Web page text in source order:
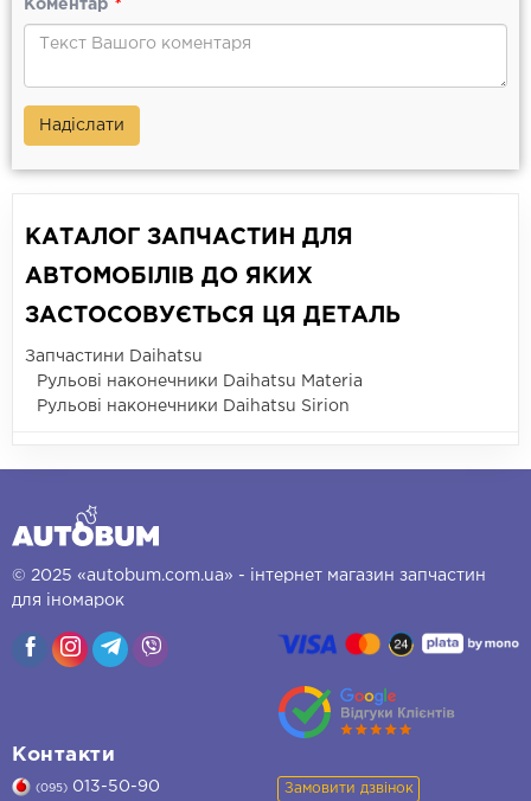
Коментар *
Надіслати
КАТАЛОГ ЗАПЧАСТИН ДЛЯ
АВТОМОБІЛІВ ДО ЯКИХ
ЗАСТОСОВУЄТЬСЯ ЦЯ ДЕТАЛЬ
Запчастини Daihatsu
Рульові наконечники Daihatsu Materia
Рульові наконечники Daihatsu Sirion
© 2025 «autobum.com.ua» - інтернет магазин запчастин
для іномарок
Контакти
(095) 013-50-90 Замовити дзвінок